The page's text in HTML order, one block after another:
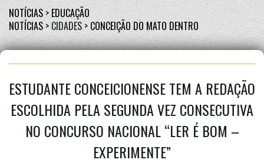
NOTÍCIAS > EDUCAÇÃO
NOTÍCIAS > CIDADES > CONCEIÇÃO DO MATO DENTRO
ESTUDANTE CONCEICIONENSE TEM A REDAÇÃO
ESCOLHIDA PELA SEGUNDA VEZ CONSECUTIVA
NO CONCURSO NACIONAL “LER É BOM –
EXPERIMENTE”